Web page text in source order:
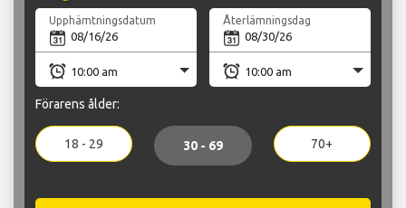
Upphämtningsdatum Återlämningsdag
Förarens ålder:
18 - 29 30 - 69 70+